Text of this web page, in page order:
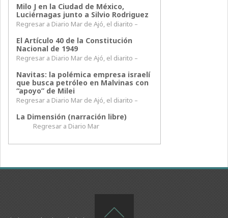
Milo J en la Ciudad de México,
Luciérnagas junto a Silvio Rodriguez
Regresar a Diario Mar de Ajó, el diarito –
El Artículo 40 de la Constitución
Nacional de 1949
Regresar a Diario Mar de Ajó, el diarito –
Navitas: la polémica empresa israelí
que busca petróleo en Malvinas con
“apoyo” de Milei
Regresar a Diario Mar de Ajó, el diarito –
La Dimensión (narración libre)
Regresar a Diario Mar